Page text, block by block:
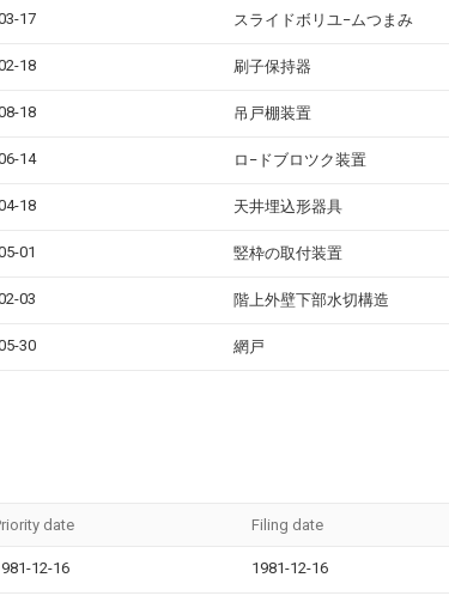
17 スライドボリユ−ムつまみ
18 刷子保持器
18 吊戸棚装置
14 ロ−ドブロツク装置
18 天井埋込形器具
01 竪枠の取付装置
03 階上外壁下部水切構造
30 網戸
date Filing date
12-16 1981-12-16